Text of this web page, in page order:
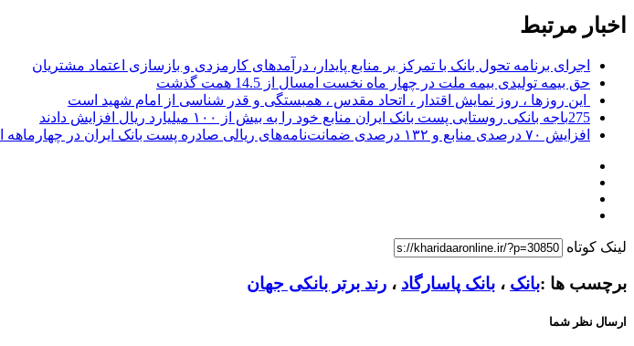
اخبار مرتبط
اجرای برنامه تحول بانک با تمرکز بر منابع پایدار، درآمدهای کارمزدی و بازسازی اعتماد مشتریان
حق بیمه تولیدی بیمه ملت در چهار ماه نخست امسال از 14.5 همت گذشت
این روزها ، روز نمایش اقتدار ، اتحاد مقدس ، همبستگی و قدر شناسی از امام شهید است
275باجه بانکی روستایی پست بانک ایران منابع خود را به بیش از ۱۰۰ میلیارد ریال افزایش دادند
افزایش ۷۰ درصدی منابع و ۱۳۲ درصدی ضمانت‌نامه‌های ریالی صادره پست بانک ایران در چهارماهه اول سال 1405
لینک کوتاه
برچسب ها :بانک ، بانک پاسارگاد ، رند برتر بانکی جهان
ارسال نظر شما